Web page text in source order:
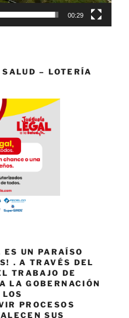
00:29
– LOTERÍA
ES UN PARAÍSO
. A TRAVÉS DEL
TRABAJO DE
LA GOBERNACIÓN
PROCESOS
SUS